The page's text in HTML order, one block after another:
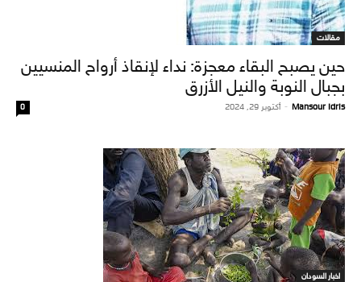
مقالات
حين يصبح البقاء معجزة: نداء لإنقاذ أرواح المنسيين
بجبال النوبة والنيل الأزرق
Mansour Idris
- أكتوبر 29, 2024 0
اخبار السودان